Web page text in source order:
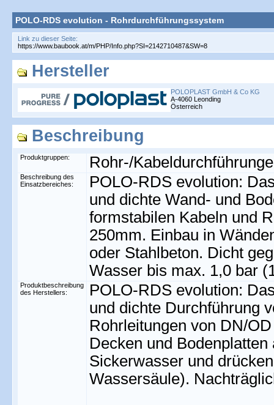
POLO-RDS evolution - Rohrdurchführungssystem
Link zu dieser Seite:
Hersteller
POLOPLAST GmbH & Co KG
A-4060 Leonding
Österreich
Beschreibung
Produktgruppen: Rohr-/
Beschreibung des
Einsatzbereiches:
POLO-RDS evolution:
und dichte Wand- und
formstabilen Kabeln und
250mm. Einbau in
oder Stahlbeton. Dicht
Wasser bis max. 1,0 bar
Produktbeschreibung
des Herstellers:
POLO-RDS evolution:
und dichte Durchführung
Rohrleitungen von DN/
Decken und
Sickerwasser und
Wassersäule).